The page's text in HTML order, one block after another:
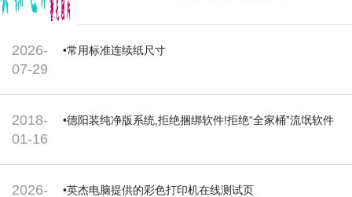
2026-
07-29
•常用标准连续纸尺寸
2018-
01-16
•德阳装纯净版系统,拒绝捆绑软件!拒绝“全家桶”流氓软件
2026- •英杰电脑提供的彩色打印机在线测试页‌